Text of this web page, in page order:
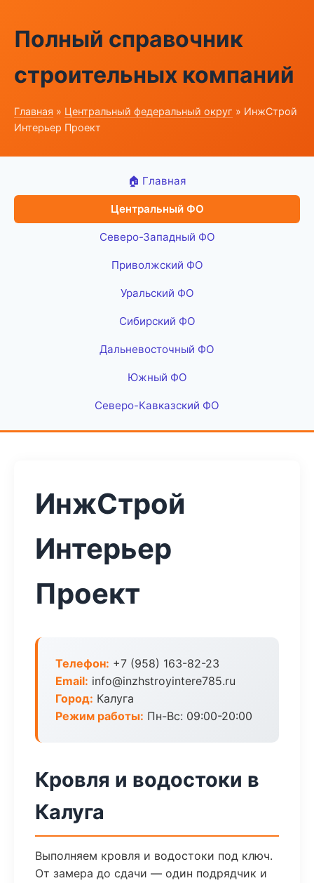
Полный справочник
строительных компаний
Главная » Центральный федеральный округ » ИнжСтрой
Интерьер Проект
🏠 Главная
Центральный ФО
Северо-Западный ФО
Приволжский ФО
Уральский ФО
Сибирский ФО
Дальневосточный ФО
Южный ФО
Северо-Кавказский ФО
ИнжСтрой
Интерьер
Проект
Телефон: +7 (958) 163-82-23
Email: info@inzhstroyintere785.ru
Город: Калуга
Режим работы: Пн-Вс: 09:00-20:00
Кровля и водостоки в
Калуга
Выполняем кровля и водостоки под ключ.
От замера до сдачи — один подрядчик и